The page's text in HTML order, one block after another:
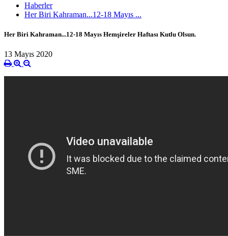
Haberler
Her Biri Kahraman...12-18 Mayıs ...
Her Biri Kahraman...12-18 Mayıs Hemşireler Haftası Kutlu Olsun.
13 Mayıs 2020